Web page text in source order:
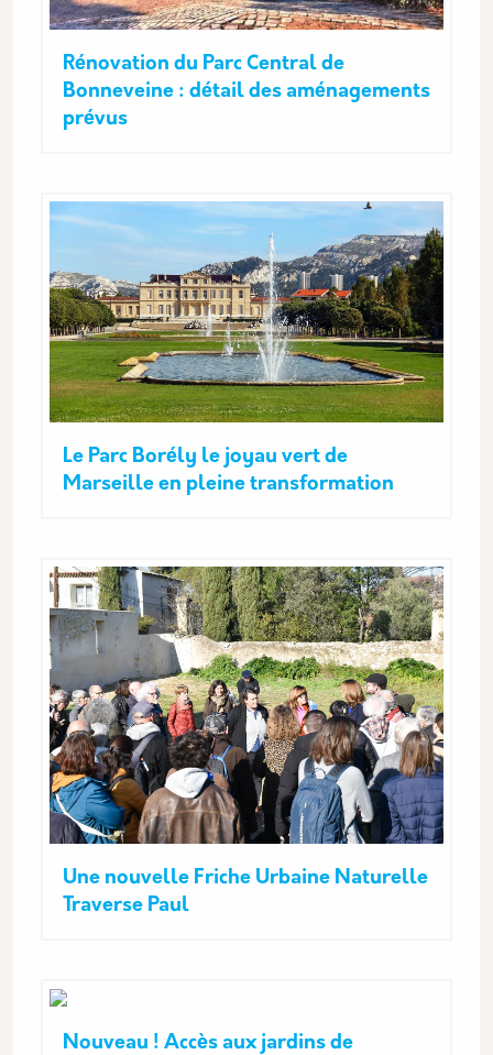
Rénovation du Parc Central de
Bonneveine : détail des aménagements
prévus
Le Parc Borély le joyau vert de
Marseille en pleine transformation
Une nouvelle Friche Urbaine Naturelle
Traverse Paul
Nouveau ! Accès aux jardins de